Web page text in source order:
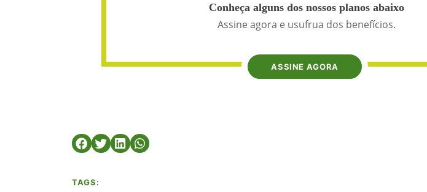
Conheça alguns dos nossos planos abaixo
Assine agora e usufrua dos benefícios.
ASSINE AGORA
TAGS: